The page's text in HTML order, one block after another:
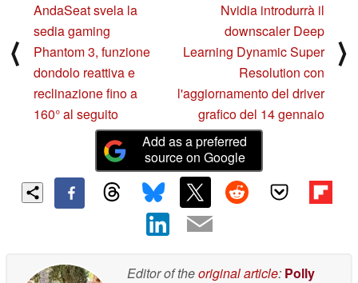
⟨
AndaSeat svela la
sedia gaming
Phantom 3, funzione
dondolo reattiva e
reclinazione fino a
160° al seguito
Nvidia introdurrà il
downscaler Deep
Learning Dynamic Super
Resolution con
l'aggiornamento del driver
grafico del 14 gennaio
⟩
Add as a preferred
source on Google
Editor of theoriginal article: Polly